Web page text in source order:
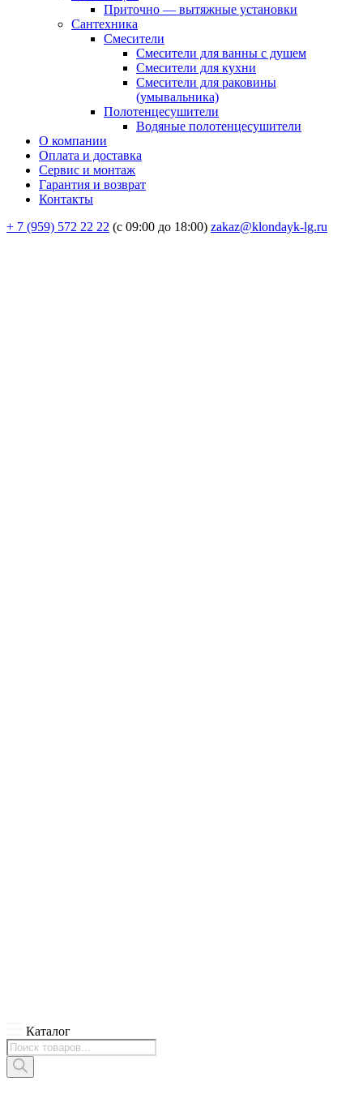
Приточно — вытяжные установки
Сантехника
Смесители
Смесители для ванны с душем
Смесители для кухни
Смесители для раковины
(умывальника)
Полотенцесушители
Водяные полотенцесушители
О компании
Оплата и доставка
Сервис и монтаж
Гарантия и возврат
Контакты
+ 7 (959) 572 22 22 (с 09:00 до 18:00) zakaz@klondayk-lg.ru
Каталог
Поиск
товаров